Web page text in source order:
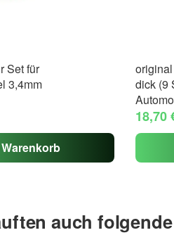
Set für
3,4mm
dick (9
18,70
auch